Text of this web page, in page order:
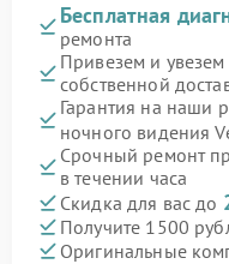
Бесплатная
ремонта
Привезем и
собственной
Гарантия на наши
ночного видения
Срочный ремонт
в течении часа
Скидка для вас до
Получите 1500
Оригинальные